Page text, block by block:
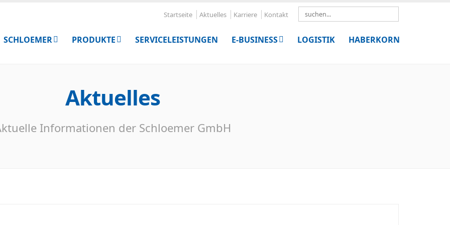
Startseite Aktuelles Karriere Kontakt
SCHLOEMER PRODUKTE SERVICELEISTUNGEN E-BUSINESS LOGISTIK HABERKORN
Aktuelles
Informationen der Schloemer GmbH